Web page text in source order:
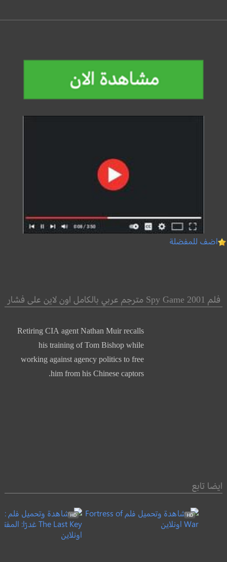
اضف للمفضلة
فلم Spy Game 2001 مترجم عربي بالكامل اون لاين على فشار
Retiring CIA agent Nathan Muir recalls
his training of Tom Bishop while
working against agency politics to free
him from his Chinese captors.
ايضا تابع